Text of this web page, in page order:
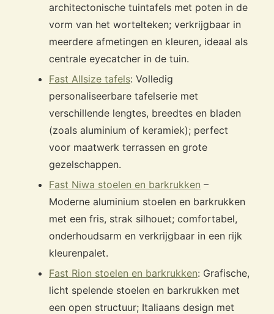
architectonische tuintafels met poten in de
vorm van het wortelteken; verkrijgbaar in
meerdere afmetingen en kleuren, ideaal als
centrale eyecatcher in de tuin.
Fast Allsize tafels: Volledig
personaliseerbare tafelserie met
verschillende lengtes, breedtes en bladen
(zoals aluminium of keramiek); perfect
voor maatwerk terrassen en grote
gezelschappen.
Fast Niwa stoelen en barkrukken –
Moderne aluminium stoelen en barkrukken
met een fris, strak silhouet; comfortabel,
onderhoudsarm en verkrijgbaar in een rijk
kleurenpalet.
Fast Rion stoelen en barkrukken: Grafische,
licht spelende stoelen en barkrukken met
een open structuur; Italiaans design met